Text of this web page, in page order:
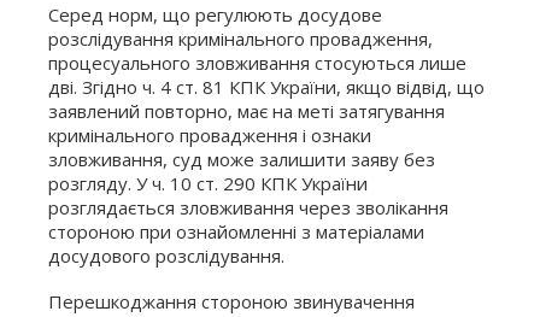
Серед норм, що регулюють досудове
розслідування кримінального провадження,
процесуального зловживання стосуються лише
дві. Згідно ч. 4 ст. 81 КПК України, якщо відвід, що
заявлений повторно, має на меті затягування
кримінального провадження і ознаки
зловживання, суд може залишити заяву без
розгляду. У ч. 10 ст. 290 КПК України
розглядається зловживання через зволікання
стороною при ознайомленні з матеріалами
досудового розслідування.
Перешкоджання стороною звинувачення